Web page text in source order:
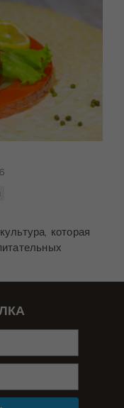
которая